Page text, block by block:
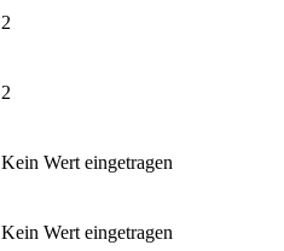
2
2
Kein Wert eingetragen
Kein Wert eingetragen